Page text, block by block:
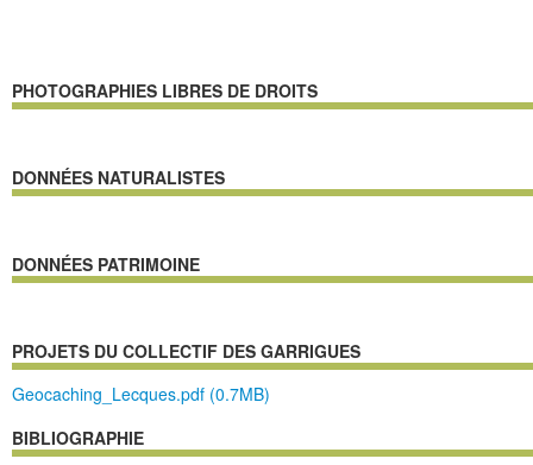
PHOTOGRAPHIES LIBRES DE DROITS
DONNÉES NATURALISTES
DONNÉES PATRIMOINE
PROJETS DU COLLECTIF DES GARRIGUES
Geocaching_Lecques.pdf (0.7MB)
BIBLIOGRAPHIE